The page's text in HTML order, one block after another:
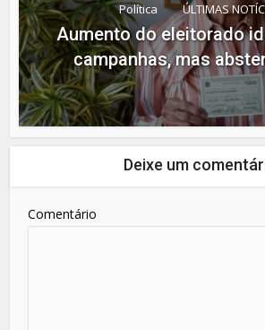
Política ÚLTIMAS
Aumento do eleitorado
campanhas, mas
Deixe um
Comentário